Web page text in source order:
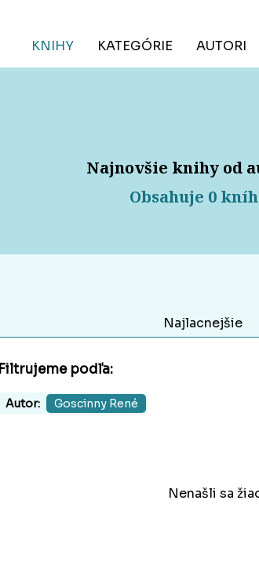
KNIHY KATEGÓRIE AUTORI
Najnovšie knihy od
Obsahuje 0 kníh
Najlacnejšie
Filtrujeme podľa:
Autor: Goscinny René
Nenašli sa